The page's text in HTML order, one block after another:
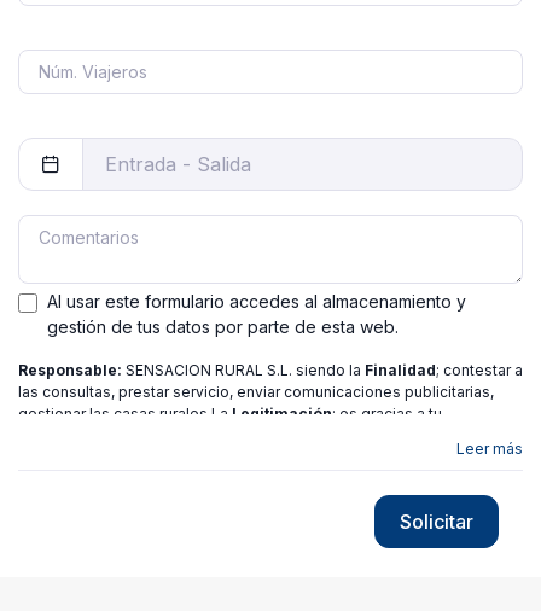
Al usar este formulario accedes al almacenamiento y
gestión de tus datos por parte de esta web.
Responsable: SENSACION RURAL S.L. siendo la Finalidad; contestar a
las consultas, prestar servicio, enviar comunicaciones publicitarias,
gestionar las casas rurales La Legitimación; es gracias a tu
de Acceso,
política de privacidad
Leer más
Solicitar